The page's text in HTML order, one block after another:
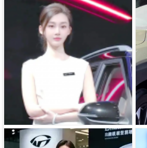
小玥玥美女-车膜小玥玥详细资料
车模张芮尔的详细资料